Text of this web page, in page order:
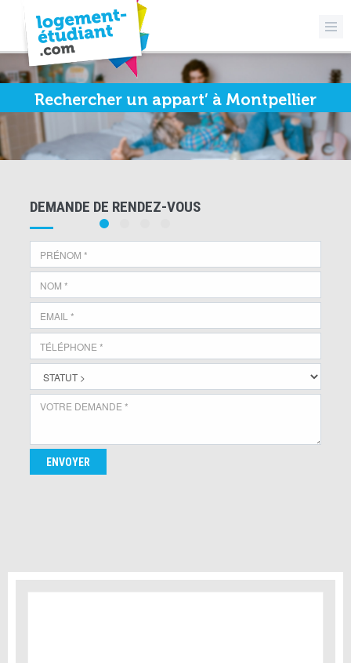
Rechercher un appart’ à Montpellier
DEMANDE DE RENDEZ-VOUS
ENVOYER